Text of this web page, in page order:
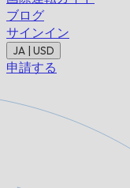
ブログ
サインイン
JA | USD
申請する